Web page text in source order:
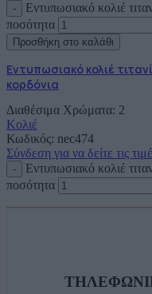
Εντυπωσιακό κολιέ
ποσότητα
Προσθήκη στο καλάθι
Εντυπωσιακό κολιέ
κορδόνια
Διαθέσιμα Χρώματα: 2
Κολιέ
Κωδικός: nec474
Σύνδεση για να δείτε τις
Εντυπωσιακό κολιέ
ποσότητα